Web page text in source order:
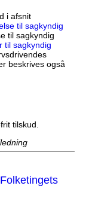
i afsnit
til sagkyndig
til sagkyndig
til sagkyndig
beskrives også
tilskud.